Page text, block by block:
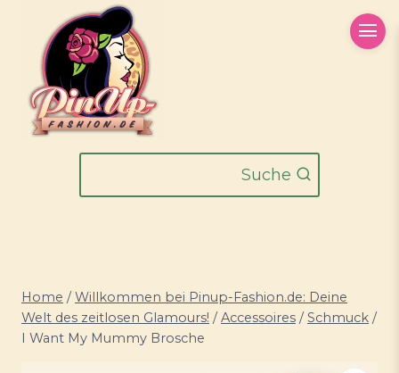
springen
Suche
Home / Willkommen bei Pinup-Fashion.de: Deine
Welt des zeitlosen Glamours! / Accessoires / Schmuck /
I Want My Mummy Brosche